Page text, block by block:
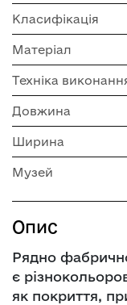
Класифікація
Матеріал
Техніка
Довжина
Ширина
Музей
Опис
Рядно
є
як покриття,